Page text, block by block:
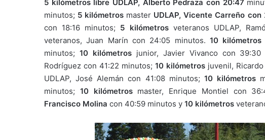
5 kilómetros libre UDLAP, Alberto Pedraza con 20:47
minutos; 5 kilómetros master UDLAP, Vicente Carreño con
con 18:16 minutos; 5 kilómetrosveteranos UDLAP,
veteranos, Juan Marín con 24:05 minutos. 10 kilómetros
minutos; 10 kilómetrosjunior, Javier Vivanco con
Rodríguez con 41:22 minutos; 10 kilómetrosjuvenil,
UDLAP, José Alemán con 41:08 minutos; 10 kilómetros
minutos; 10 kilómetrosmaster, Enrique Montiel con
Francisco Molina con 40:59 minutos y 10 kilómetros